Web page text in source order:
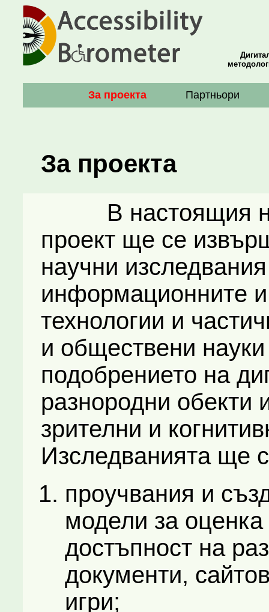
За проекта Партньори
За проекта
В настоящия
проект ще се
научни
информационните
технологии и
и обществени
подобрението на
разнородни обекти
зрителни и
Изследванията ще
проучвания и
модели за
достъпност на
документи,
игри;